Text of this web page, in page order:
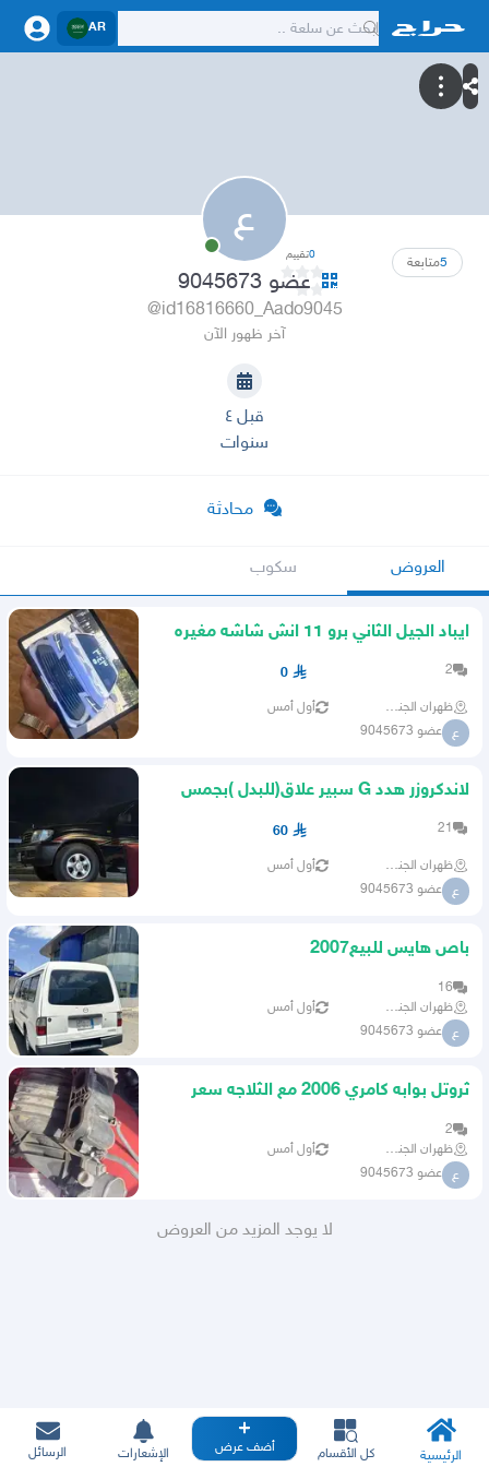
AR
ع
5متابعة 0تقييم
عضو 9045673
@id16816660_Aado9045
آخر ظهور الآن
قبل ٤
سنوات
محادثة
العروض سكوب
ايباد الجيل الثاني برو 11 انش شاشه مغيره
تجاري ضمان سنتين
2
0
ظهران الجنوب أول أمس
ع عضو 9045673
لاندكروزر هدد G سبير علاق(للبدل )بجمس
سيرا حوض من 14 الى18
21
60
ظهران الجنوب أول أمس
ع عضو 9045673
باص هايس للبيع2007
16
ظهران الجنوب
أول أمس
ع عضو 9045673
ثروتل بوابه كامري 2006 مع الثلاجه سعر
2
ظهران الجنوب
أول أمس
ع عضو 9045673
لا يوجد المزيد من العروض
الرئيسية كل الأقسام أضف عرض الإشعارات الرسائل